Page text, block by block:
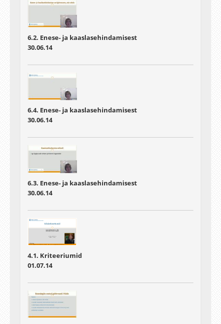
6.2. Enese- ja kaaslasehindamisest
30.06.14
6.4. Enese- ja kaaslasehindamisest
30.06.14
6.3. Enese- ja kaaslasehindamisest
30.06.14
4.1. Kriteeriumid
01.07.14